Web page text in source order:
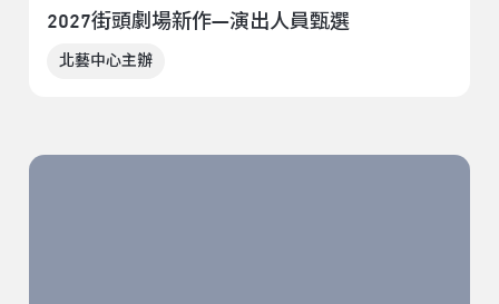
2027街頭劇場新作—演出人員甄選
北藝中心主辦